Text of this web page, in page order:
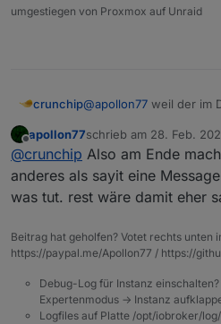
umgestiegen von Proxmox auf Unraid
crunchip@apollon77 weil der im
und bevor ich nun
issue anlege, wollte ich
nachfragen, ob es
meinerseits ist
apollon77schrieb am 28. Feb.
zuletzt editiert von
@crunchip Also am Ende
anderes als sayit eine
was tut. rest wäre damit eher
Beitrag hat geholfen? Votet rechts unten
https://paypal.me/Apollon77 / https://
Debug-Log für Instanz
Expertenmodus -> Instanz
Logfiles auf Platte /opt/iobroker/